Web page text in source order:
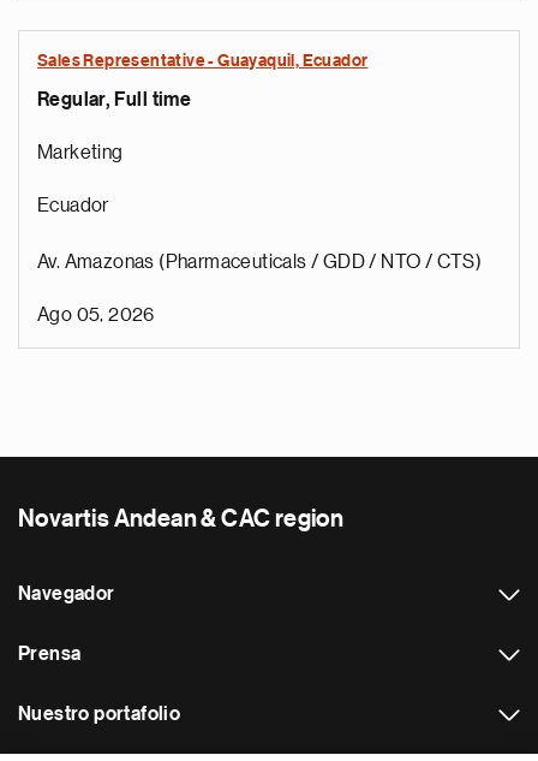
Sales Representative - Guayaquil, Ecuador
Regular, Full time
Marketing
Ecuador
Av. Amazonas (Pharmaceuticals / GDD / NTO / CTS)
Ago 05, 2026
Novartis Andean & CAC region
Navegador
Prensa
Nuestro portafolio